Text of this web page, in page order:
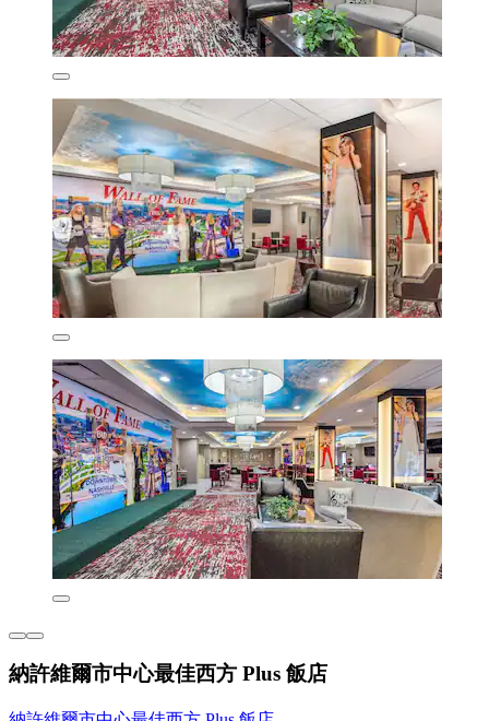
納許維爾市中心最佳西方 Plus 飯店